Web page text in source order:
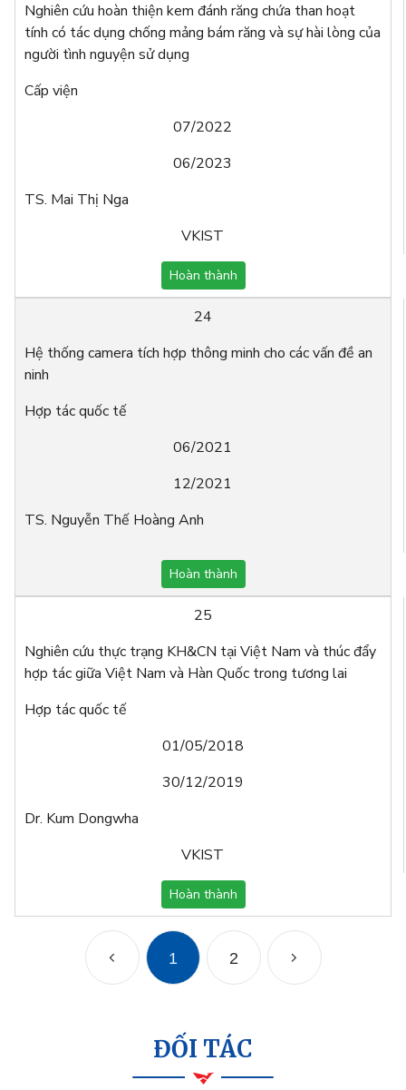
Nghiên cứu hoàn thiện kem đánh răng chứa than hoạt
tính có tác dụng chống mảng bám răng và sự hài lòng của
người tình nguyện sử dụng
Cấp viện
07/2022
06/2023
TS. Mai Thị Nga
VKIST
Hoàn thành
24
Hệ thống camera tích hợp thông minh cho các vấn đề an
ninh
Hợp tác quốc tế
06/2021
12/2021
TS. Nguyễn Thế Hoàng Anh
Hoàn thành
25
Nghiên cứu thực trạng KH&CN tại Việt Nam và thúc đẩy
hợp tác giữa Việt Nam và Hàn Quốc trong tương lai
Hợp tác quốc tế
01/05/2018
30/12/2019
Dr. Kum Dongwha
VKIST
Hoàn thành
1 2
ĐỐI TÁC